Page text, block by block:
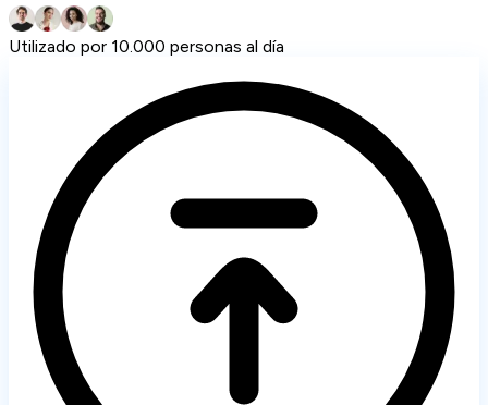
Utilizado por 10.000 personas al día